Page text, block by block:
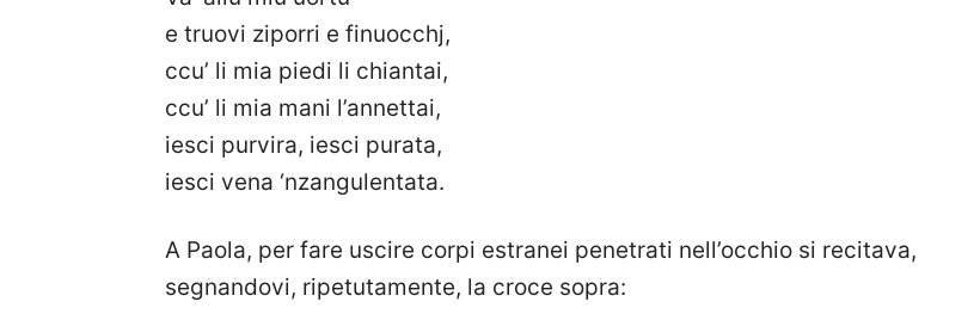
e truovi ziporri e finuocchj,
ccu’ li mia piedi li chiantai,
ccu’ li mia mani l’annettai,
iesci purvira, iesci purata,
iesci vena ‘nzangulentata.
A Paola, per fare uscire corpi estranei penetrati nell’occhio si recitava,
segnandovi, ripetutamente, la croce sopra: